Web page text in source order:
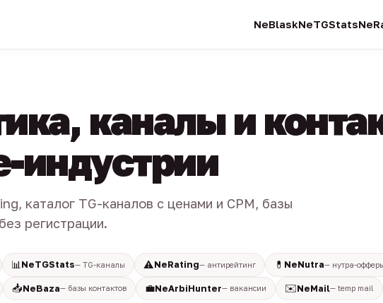
NeBlaskNeTGStats
каналы и
индустрии
каталог TG-каналов с ценами и CPM, базы
регистрации.
📊 NeTGStats— TG-каналы ⚠️NeRating— антирейтинг 💊 NeNutra— нутра-
📥NeBaza— базы контактов 💼NeArbiHunter— вакансии ✉️NeMail— temp mail